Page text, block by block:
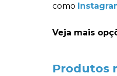
como
Veja mais
Produtos